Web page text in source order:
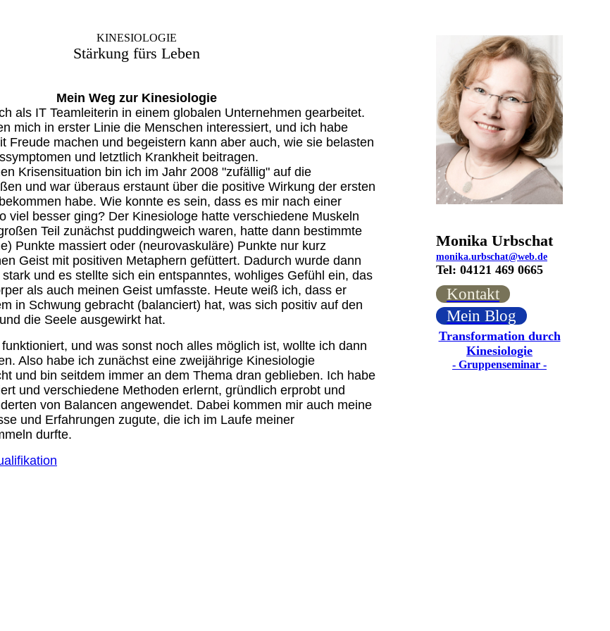
KINESIOLOGIE
Stärkung fürs Leben
Mein Weg zur Kinesiologie
als IT Teamleiterin in einem globalen Unternehmen gearbeitet.
mich in erster Linie die Menschen interessiert, und ich habe
Freude machen und begeistern kann aber auch, wie sie belasten
und letztlich Krankheit beitragen.
Krisensituation bin ich im Jahr 2008 "zufällig" auf die
und war überaus erstaunt über die positive Wirkung der ersten
habe. Wie konnte es sein, dass es mir nach einer
viel besser ging? Der Kinesiologe hatte verschiedene Muskeln
Teil zunächst puddingweich waren, hatte dann bestimmte
Punkte massiert oder (neurovaskuläre) Punkte nur kurz
Geist mit positiven Metaphern gefüttert. Dadurch wurde dann
und es stellte sich ein entspanntes, wohliges Gefühl ein, das
als auch meinen Geist umfasste. Heute weiß ich, dass er
in Schwung gebracht (balanciert) hat, was sich positiv auf den
die Seele ausgewirkt hat.
und was sonst noch alles möglich ist, wollte ich dann
Also habe ich zunächst eine zweijährige Kinesiologie
und bin seitdem immer an dem Thema dran geblieben. Ich habe
und verschiedene Methoden erlernt, gründlich erprobt und
von Balancen angewendet. Dabei kommen mir auch meine
und Erfahrungen zugute, die ich im Laufe meiner
durfte.
Monika Urbschat
monika.urbschat@web.de
Tel: 04121 469 0665
Kontakt
Mein Blog
Transformation durch
Kinesiologie
- Gruppenseminar -